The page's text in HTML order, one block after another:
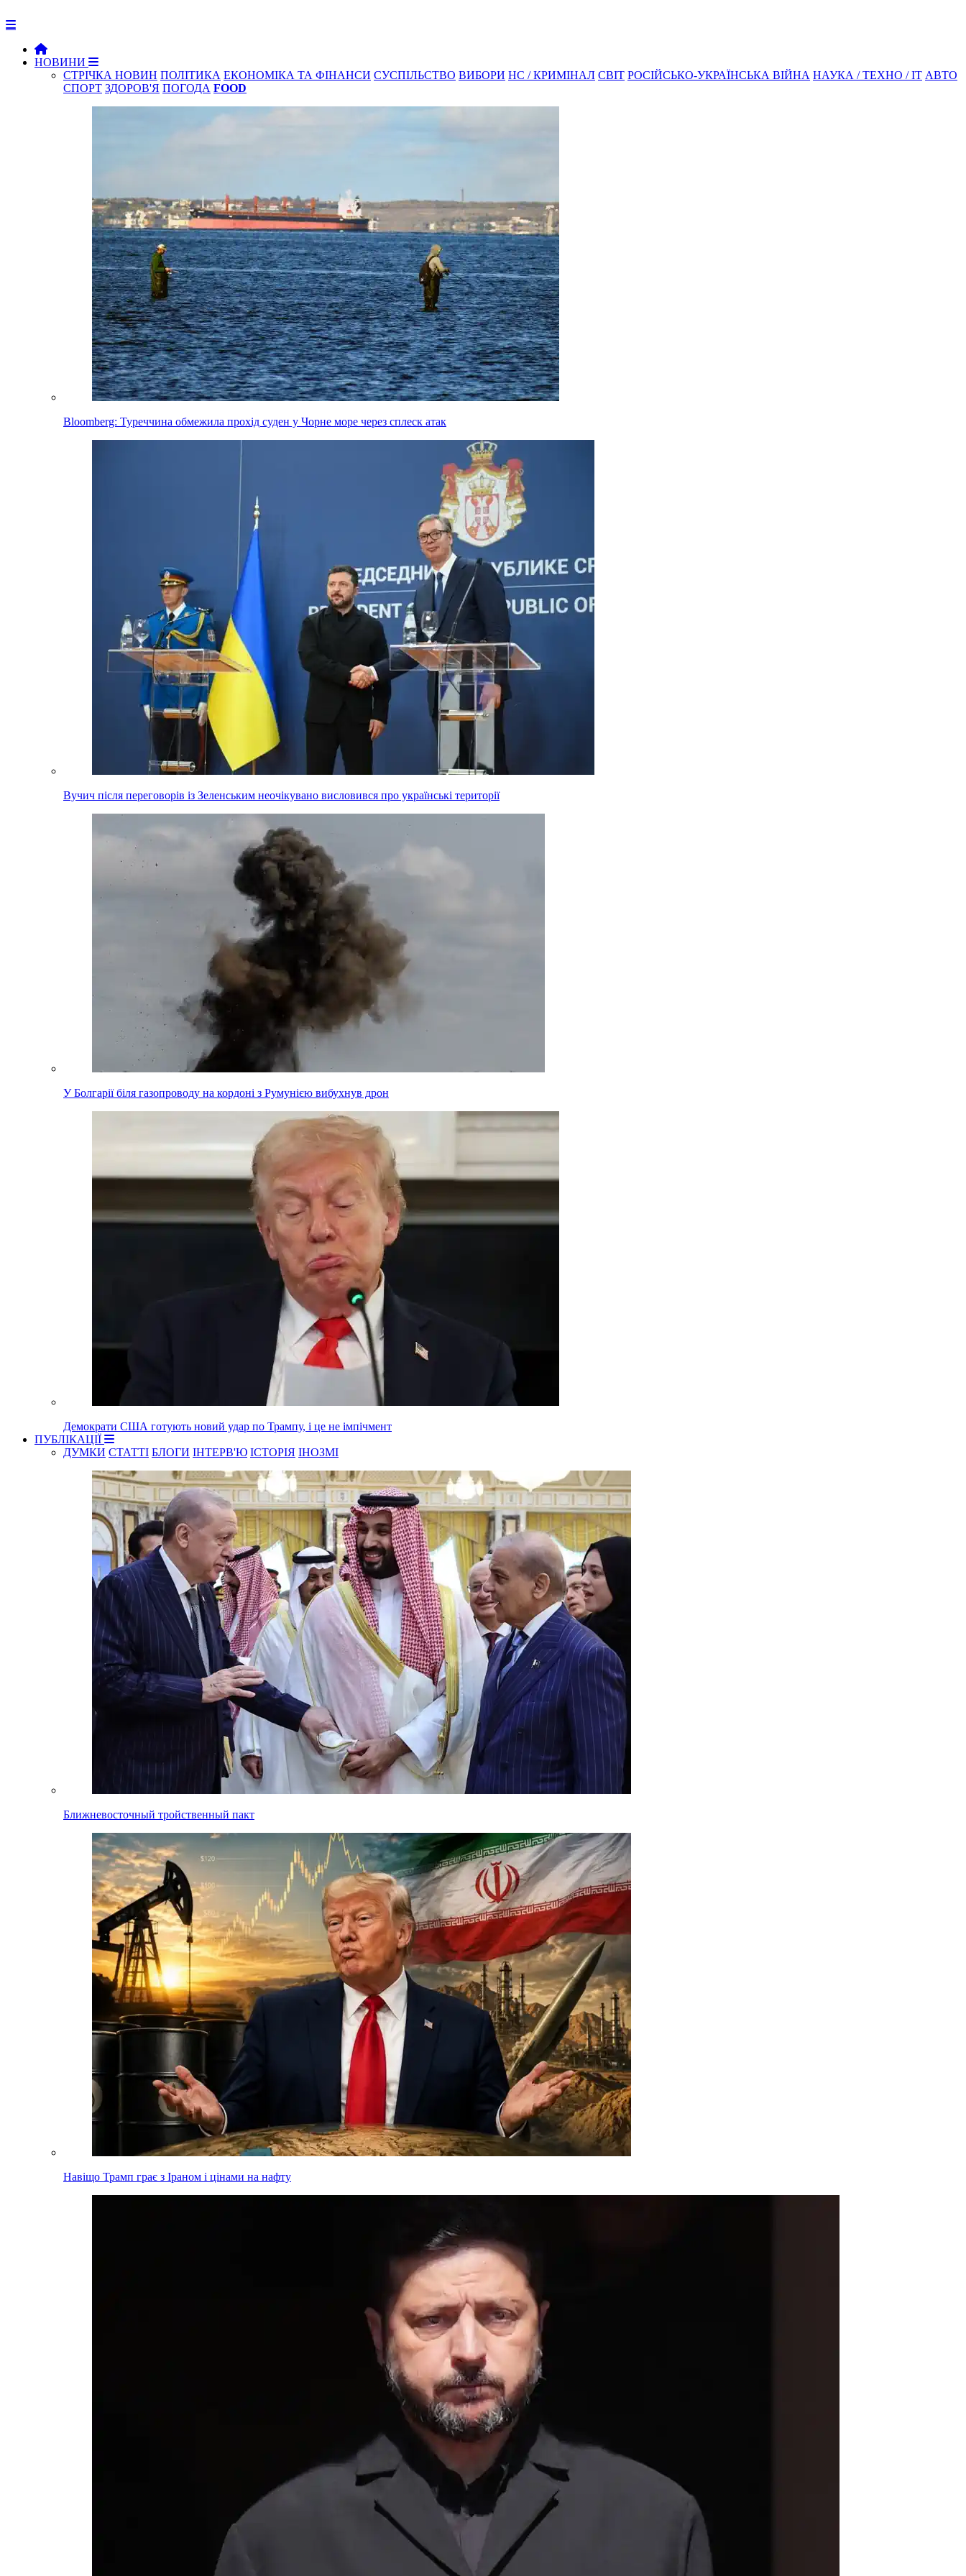
НОВИНИ
СТРІЧКА НОВИН ПОЛІТИКА ЕКОНОМІКА ТА ФІНАНСИ СУСПІЛЬСТВО ВИБОРИ НС / КРИМІНАЛ СВІТ РОСІЙСЬКО-УКРАЇНСЬКА ВІЙНА НАУКА / ТЕХНО / IT АВТО
СПОРТ ЗДОРОВ'Я ПОГОДА FOOD
Bloomberg: Туреччина обмежила прохід суден у Чорне море через сплеск атак
Вучич після переговорів із Зеленським неочікувано висловився про українські території
У Болгарії біля газопроводу на кордоні з Румунією вибухнув дрон
Демократи США готують новий удар по Трампу, і це не імпічмент
ПУБЛІКАЦІЇ
ДУМКИ СТАТТІ БЛОГИ ІНТЕРВ'Ю ІСТОРІЯ ІНОЗМІ
Ближневосточный тройственный пакт
Навіщо Трамп грає з Іраном і цінами на нафту